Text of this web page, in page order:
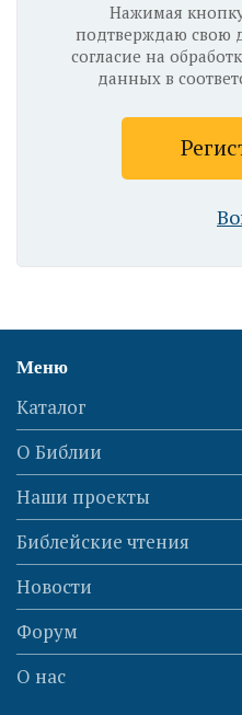
Нажимая
подтверждаю свою
согласие на
данных в
Меню
Каталог
О Библии
Наши проекты
Библейские чтения
Новости
Форум
О нас